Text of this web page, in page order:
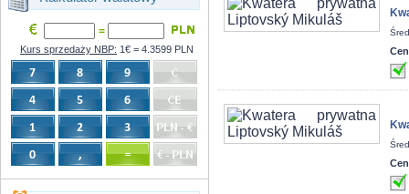
=
Kurs sprzedaży NBP: 1€ = 4.3599 PLN